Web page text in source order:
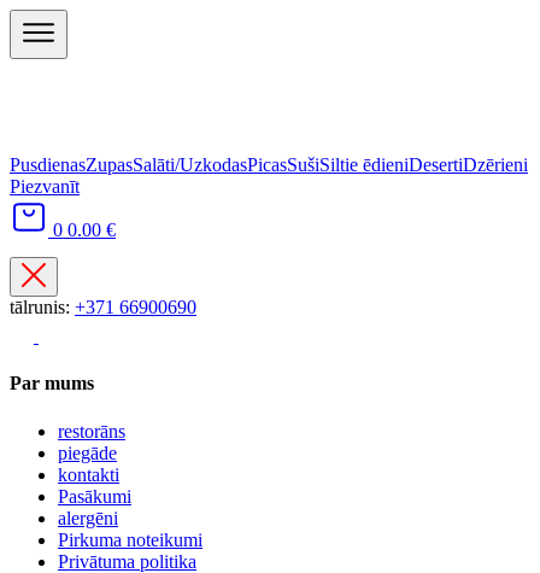
PusdienasZupasSalāti/UzkodasPicasSušiSiltie ēdieniDesertiDzērieni
Piezvanīt
0 0.00 €
tālrunis: +371 66900690
Par mums
restorāns
piegāde
kontakti
Pasākumi
alergēni
Pirkuma noteikumi
Privātuma politika